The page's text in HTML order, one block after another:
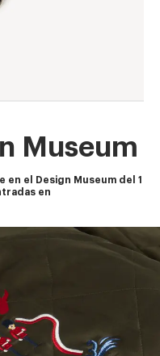
Museum
en el Design Museum del 1